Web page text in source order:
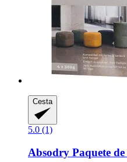
Cesta
5.0 (1)
Absodry Paquete